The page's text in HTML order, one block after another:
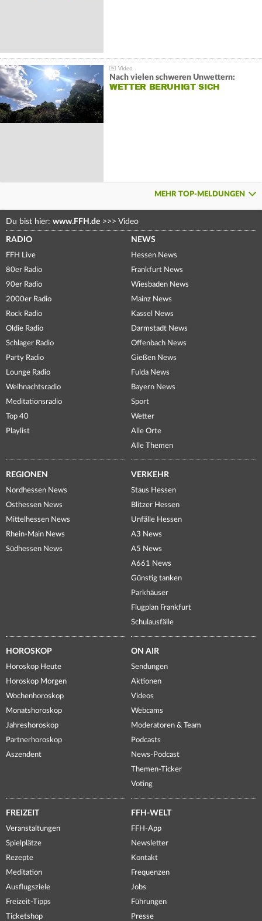
Nach vielen schweren Unwettern:
WETTER BERUHIGT SICH
MEHR TOP-MELDUNGEN
Du bist hier: www.FFH.de >>> Video
RADIO
FFH Live
80er Radio
90er Radio
2000er Radio
Rock Radio
Oldie Radio
Schlager Radio
Party Radio
Lounge Radio
Weihnachtsradio
Meditationsradio
Top 40
Playlist
NEWS
Hessen News
Frankfurt News
Wiesbaden News
Mainz News
Kassel News
Darmstadt News
Offenbach News
Gießen News
Fulda News
Bayern News
Sport
Wetter
Alle Orte
Alle Themen
REGIONEN
Nordhessen News
Osthessen News
Mittelhessen News
Rhein-Main News
Südhessen News
VERKEHR
Staus Hessen
Blitzer Hessen
Unfälle Hessen
A3 News
A5 News
A661 News
Günstig tanken
Parkhäuser
Flugplan Frankfurt
Schulausfälle
HOROSKOP
Horoskop Heute
Horoskop Morgen
Wochenhoroskop
Monatshoroskop
Jahreshoroskop
Partnerhoroskop
Aszendent
ON AIR
Sendungen
Aktionen
Videos
Webcams
Moderatoren & Team
Podcasts
News-Podcast
Themen-Ticker
Voting
FREIZEIT
Veranstaltungen
Spielplätze
Rezepte
Meditation
Ausflugsziele
Freizeit-Tipps
Ticketshop
FFH-WELT
FFH-App
Newsletter
Kontakt
Frequenzen
Jobs
Führungen
Presse